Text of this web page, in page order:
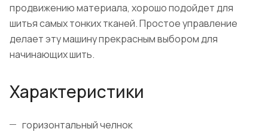
продвижению материала, хорошо подойдет для
шитья самых тонких тканей. Простое управление
делает эту машину прекрасным выбором для
начинающих шить.
Характеристики
горизонтальный челнок